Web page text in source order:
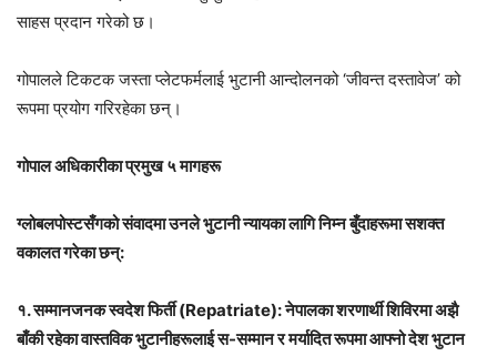
साहस प्रदान गरेको छ।
गोपालले टिकटक जस्ता प्लेटफर्मलाई भुटानी आन्दोलनको ‘जीवन्त दस्तावेज’ को
रूपमा प्रयोग गरिरहेका छन्।
गोपाल अधिकारीका प्रमुख ५ मागहरू
ग्लोबलपोस्टसँगको संवादमा उनले भुटानी न्यायका लागि निम्न बुँदाहरूमा सशक्त
वकालत गरेका छन्:
१. सम्मानजनक स्वदेश फिर्ती (Repatriate): नेपालका शरणार्थी शिविरमा अझै
बाँकी रहेका वास्तविक भुटानीहरूलाई स-सम्मान र मर्यादित रूपमा आफ्नो देश भुटान